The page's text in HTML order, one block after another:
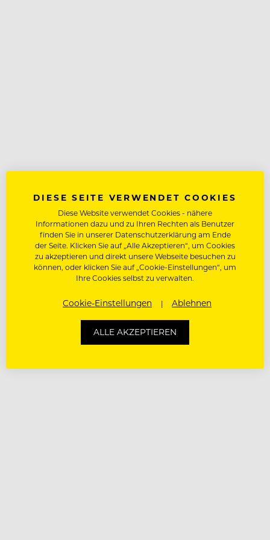
DIESE SEITE VERWENDET COOKIES
Diese Website verwendet Cookies - nähere
Informationen dazu und zu Ihren Rechten als Benutzer
finden Sie in unserer Datenschutzerklärung am Ende
der Seite. Klicken Sie auf „Alle Akzeptieren“, um Cookies
zu akzeptieren und direkt unsere Webseite besuchen zu
können, oder klicken Sie auf „Cookie-Einstellungen“, um
Ihre Cookies selbst zu verwalten.
Cookie-Einstellungen Ablehnen
ALLE AKZEPTIEREN